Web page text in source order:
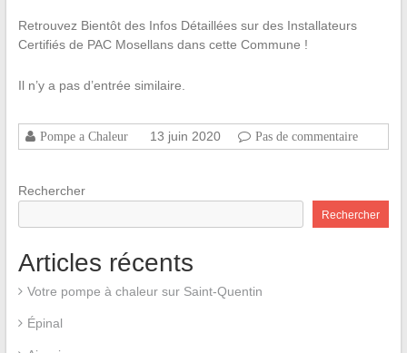
Retrouvez Bientôt des Infos Détaillées sur des Installateurs
Certifiés de PAC Mosellans dans cette Commune !
Il n’y a pas d’entrée similaire.
Pompe a Chaleur 13 juin 2020 Pas de commentaire
Rechercher
Rechercher
Articles récents
Votre pompe à chaleur sur Saint-Quentin
Épinal